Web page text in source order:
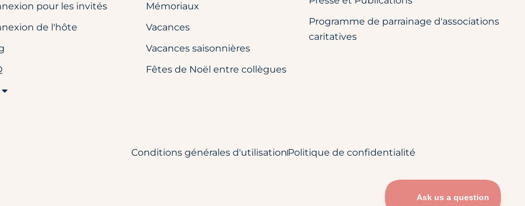
pour les invités
de l'hôte
Mémoriaux
Vacances
Vacances saisonnières
Fêtes de Noël entre collègues
Programme de parrainage d'associations
caritatives
Conditions générales d'utilisationPolitique de confidentialité